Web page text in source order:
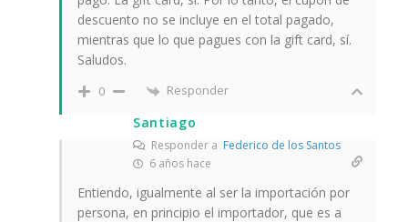
descuento no se incluye en el total pagado,
mientras que lo que pagues con la gift card, sí.
Saludos.
0 Responder
Santiago
Responder a Federico de los Santos
6 años hace
Entiendo, igualmente al ser la importación por
persona, en principio el importador, que es a